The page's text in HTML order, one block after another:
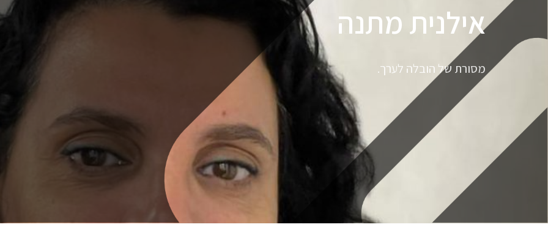
אילנית מתנה
מסורת של הובלה לערך.